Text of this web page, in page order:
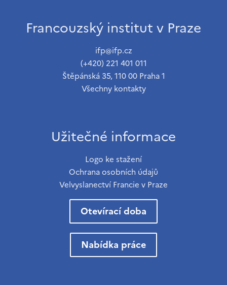
Francouzský institut v Praze
ifp@ifp.cz
(+420) 221 401 011
Štěpánská 35, 110 00 Praha 1
Všechny kontakty
Užitečné informace
Logo ke stažení
Ochrana osobních údajů
Velvyslanectví Francie v Praze
Otevírací doba
Nabídka práce